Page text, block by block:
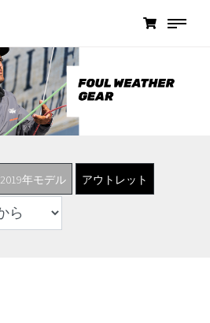
2019年モデル アウトレット